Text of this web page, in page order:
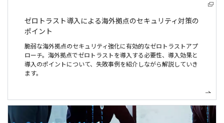
ゼロトラスト導入による海外拠点のセキュリティ対策の
ポイント
脆弱な海外拠点のセキュリティ強化に有効的なゼロトラストアプ
ローチ。海外拠点でゼロトラストを導入する必要性、導入効果と
導入のポイントについて、失敗事例を紹介しながら解説していき
ます。